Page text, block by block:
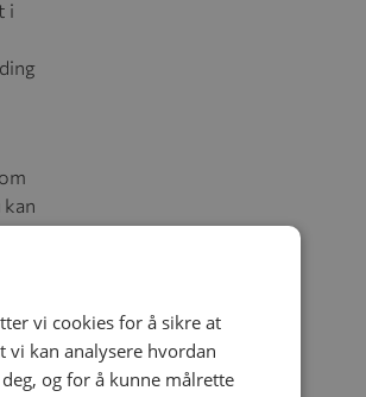
i
vi cookies for å sikre at
vi kan analysere hvordan
og for å kunne målrette